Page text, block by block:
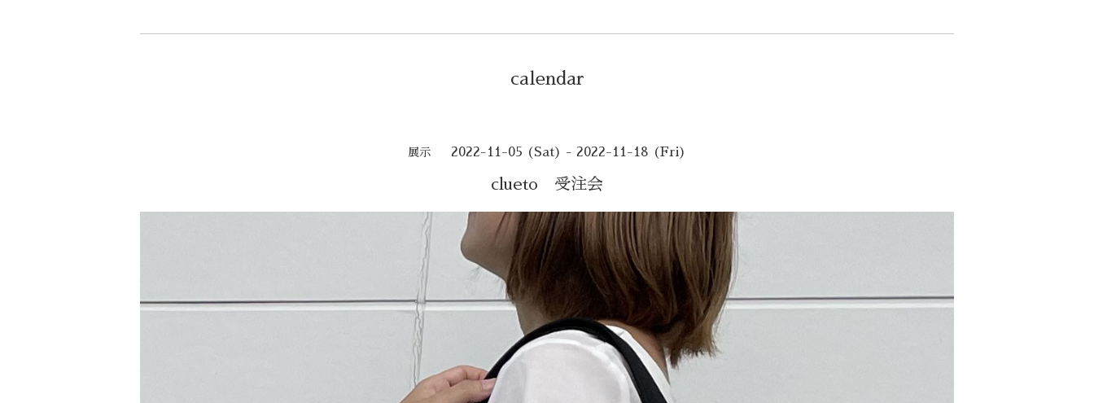
calendar
展示 2022-11-05 (Sat) - 2022-11-18 (Fri)
clueto 受注会